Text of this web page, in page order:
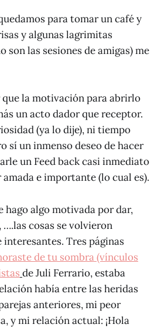
para tomar un café y
y algunas lagrimitas
son las sesiones de amigas) me
que la motivación para abrirlo
un acto dador que receptor.
(ya lo dije), ni tiempo
sí un inmenso deseo de hacer
un Feed back casi inmediato
e importante (lo cual es).
hago algo motivada por dar,
cosas se volvieron
Tres páginas
de tu sombra (vínculos
de Juli Ferrario, estaba
había entre las heridas
anteriores, mi peor
y mi relación actual: ¡Hola